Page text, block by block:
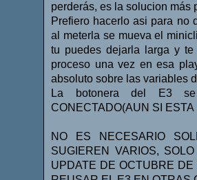
perderás, es la solucion más
Prefiero hacerlo asi para no
al meterla se mueva el
tu puedes dejarla larga y
proceso una vez en esa
absoluto sobre las variables
La botonera del E3
CONECTADO(AUN SI ESTA
NO ES NECESARIO
SUGIEREN VARIOS,
UPDATE DE OCTUBRE